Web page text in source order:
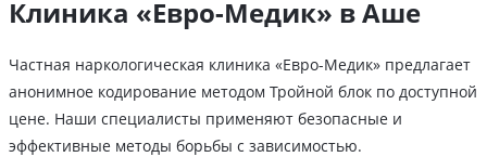
Клиника «Евро-Медик» в Аше
Частная наркологическая клиника «Евро-Медик» предлагает
анонимное кодирование методом Тройной блок по доступной
цене. Наши специалисты применяют безопасные и
эффективные методы борьбы с зависимостью.